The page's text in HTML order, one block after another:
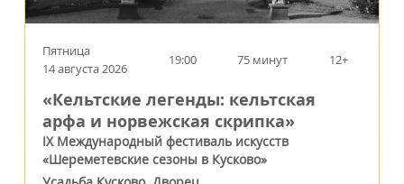
Пятница
14 августа 2026
19:00 75 минут 12+
«Кельтские легенды: кельтская
арфа и норвежская скрипка»
IX Международный фестиваль искусств
«Шереметевские сезоны в Кусково»